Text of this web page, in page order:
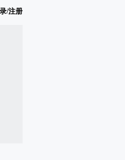
/注册